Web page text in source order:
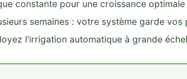
constante pour une croissance optimale
semaines : votre système garde vos
l'irrigation automatique à grande